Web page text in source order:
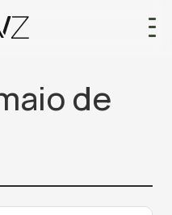
de